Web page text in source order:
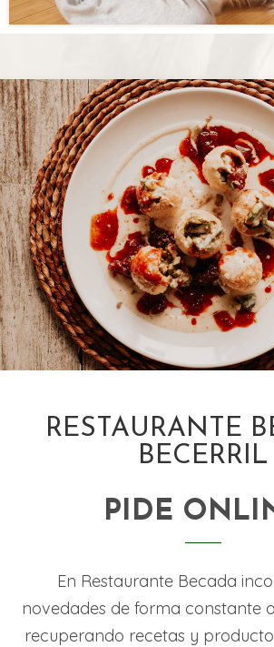
RESTAURANTE
BECERRIL
PIDE
En Restaurante Becada
novedades de forma constante
recuperando recetas y